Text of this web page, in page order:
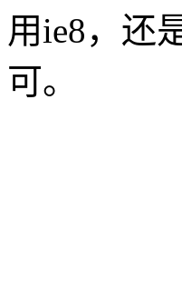
用ie8，还
可。